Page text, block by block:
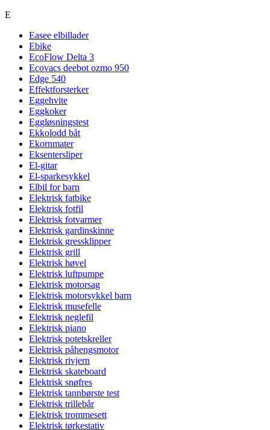
E
Easee elbillader
Ebike
EcoFlow Delta 3
Ecovacs deebot ozmo 950
Edge 540
Effektforsterker
Eggehvite
Eggkoker
Eggløsningstest
Ekkolodd båt
Ekornmater
Eksentersliper
El-gitar
El-sparkesykkel
Elbil for barn
Elektrisk fatbike
Elektrisk fotfil
Elektrisk fotvarmer
Elektrisk gardinskinne
Elektrisk gressklipper
Elektrisk grill
Elektrisk høvel
Elektrisk luftpumpe
Elektrisk motorsag
Elektrisk motorsykkel barn
Elektrisk musefelle
Elektrisk neglefil
Elektrisk piano
Elektrisk potetskreller
Elektrisk påhengsmotor
Elektrisk rivjern
Elektrisk skateboard
Elektrisk snøfres
Elektrisk tannbørste test
Elektrisk trillebår
Elektrisk trommesett
Elektrisk tørkestativ